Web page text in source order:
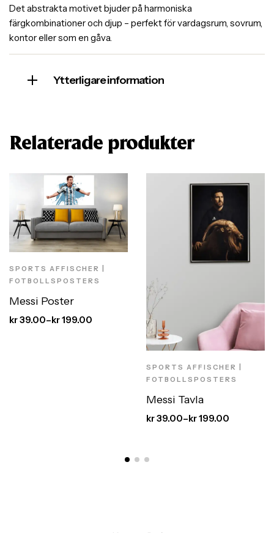
Det abstrakta motivet bjuder på harmoniska
färgkombinationer och djup – perfekt för vardagsrum, sovrum,
kontor eller som en gåva.
Ytterligare information
Relaterade produkter
SPORTS AFFISCHER |
FOTBOLLSPOSTERS
Messi Poster
kr39.00–kr199.00
SPORTS AFFISCHER |
FOTBOLLSPOSTERS
Messi Tavla
kr39.00–kr199.00